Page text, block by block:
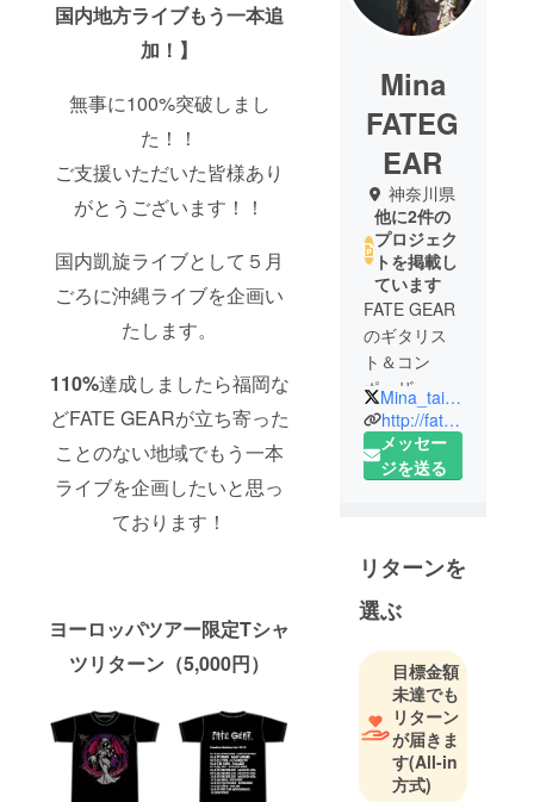
国内地方ライブもう一本追
加！】
無事に100%突破しまし
た！！
ご支援いただいた皆様あり
がとうございます！！
国内凱旋ライブとして５月
ごろに沖縄ライブを企画い
たします。
110%達成しましたら福岡な
どFATE GEARが立ち寄った
ことのない地域でもう一本
ライブを企画したいと思っ
ております！
ヨーロッパツアー限定Tシャ
ツリターン（5,000円）
Mina
FATEG
EAR
神奈川県
他に2件の
プロジェク
トを掲載し
ています
FATE GEAR
のギタリス
ト＆コン
ポーザーの
Mina隊長で
す。
音楽学校MI
た3rdアルバ
ム「7 years
ago」はオリ
コンイン
ディーズア
ルバム週間
10位にラン
クイン。
Mina_taicho
http://fategear.jp/
メッセー
ジを送る
リターンを
選ぶ
目標金額
未達でも
リターン
が届きま
す(All-in
方式)